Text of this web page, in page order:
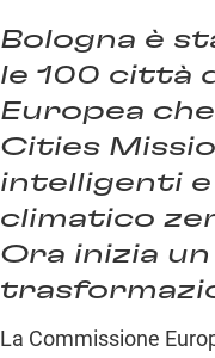
Bologna è
le 100 città
Europea
Cities
intelligenti
climatico
Ora inizia
La Commissione